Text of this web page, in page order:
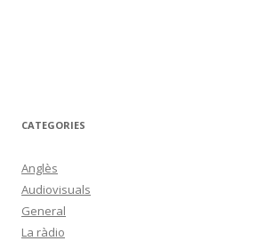
CATEGORIES
Anglès
Audiovisuals
General
La ràdio